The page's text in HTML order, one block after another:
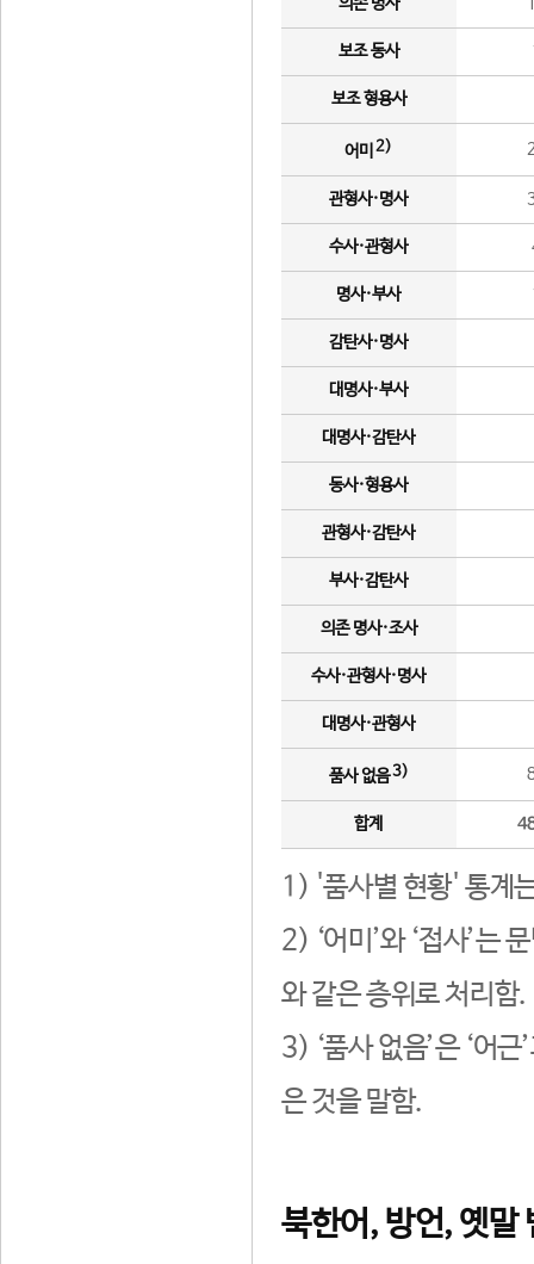
의존 명사
보조 동사
보조 형용사
어미 2)
관형사·명사
수사·관형사
명사·부사
감탄사·명사
대명사·부사
대명사·감탄사
동사·형용사
관형사·감탄사
부사·감탄사
의존 명사·조사
수사·관형사·명사
대명사·관형사
품사 없음3)
합계
1) '품사별 현황' 통계
2) ‘어미’와 ‘접사’는
와 같은 층위로 처리함.
3) ‘품사 없음’은 ‘어
은 것을 말함.
북한어, 방언, 옛말